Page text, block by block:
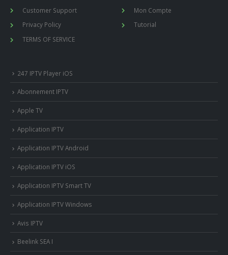
Customer Support
Privacy Policy
TERMS OF SERVICE
Mon Compte
Tutorial
247 IPTV Player iOS
Abonnement IPTV
Apple TV
Application IPTV
Application IPTV Android
Application IPTV iOS
Application IPTV Smart TV
Application IPTV Windows
Avis IPTV
Beelink SEA I